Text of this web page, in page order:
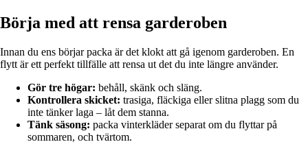
Börja med att rensa garderoben
Innan du ens börjar packa är det klokt att gå igenom garderoben. En
flytt är ett perfekt tillfälle att rensa ut det du inte längre använder.
Gör tre högar: behåll, skänk och släng.
Kontrollera skicket: trasiga, fläckiga eller slitna plagg som du
inte tänker laga – låt dem stanna.
Tänk säsong: packa vinterkläder separat om du flyttar på
sommaren, och tvärtom.